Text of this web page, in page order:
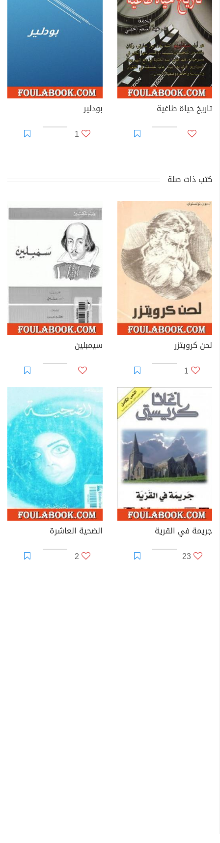
تاريخ حياة طاغية
بودلير
1
كتب ذات صلة
لحن كرويتزر
1
سيمبلين
جريمة في القرية
23
الضحية العاشرة
2